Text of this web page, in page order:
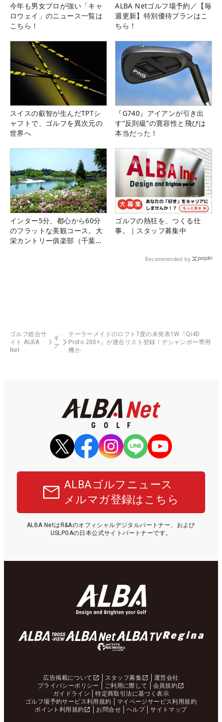
今年も男女プロが強い「キャ
ロウェイ」のニュース一覧は
こちら！
ALBA Netゴルフ場予約／【毎
週更新】特別優待プランはこ
ちら！
スイスの叡智が生んだTPTシ
ャフトで、ゴルフを異次元の
世界へ
『G740』アイアンが引き出
す“反則級”の寛容性と飛びは
本当だった！
インター5分、都心から60分
のフラットな美観コース。大
栄カントリー俱楽部（千葉
ゴルフの熱狂を、つくる仕
事。｜スタッフ募集中
Recommended by
ゴルフ総合サ
イト ALBA
Net
ギ
ア
テーラーメイドのロフト7度の未発表1W『Qi4D
Proto 200+』が適合リスト登録！デシャンボー専用
機か
ALBAゴルフニュース
メルマガ登録はこちら
ALBA NetはR&Aのオフィシャルデジタルパートナー、および
USLPGAの日本公式サイトパートナーです。
広告掲載について スタッフ募集
運営会社
プライバシーポリシー
ご利用に際して
会員規約
ガイドライン
特定商取引法に基づく表示
ゴルフ場予約サービス利用規約
マイページサービス利用規約
ポイント利用規約
お問合せ ヘルプ サイトマップ